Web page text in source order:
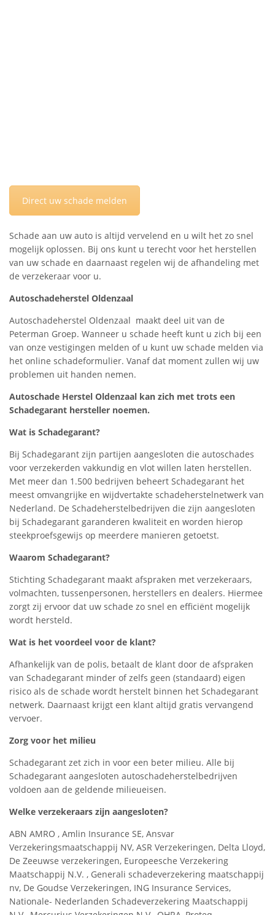
Direct uw schade melden
Schade aan uw auto is altijd vervelend en u wilt het zo snel
mogelijk oplossen. Bij ons kunt u terecht voor het herstellen
van uw schade en daarnaast regelen wij de afhandeling met
de verzekeraar voor u.
Autoschadeherstel Oldenzaal
Autoschadeherstel Oldenzaal maakt deel uit van de
Peterman Groep. Wanneer u schade heeft kunt u zich bij een
van onze vestigingen melden of u kunt uw schade melden via
het online schadeformulier. Vanaf dat moment zullen wij uw
problemen uit handen nemen.
Autoschade Herstel Oldenzaal kan zich met trots een
Schadegarant hersteller noemen.
Wat is Schadegarant?
Bij Schadegarant zijn partijen aangesloten die autoschades
voor verzekerden vakkundig en vlot willen laten herstellen.
Met meer dan 1.500 bedrijven beheert Schadegarant het
meest omvangrijke en wijdvertakte schadeherstelnetwerk van
Nederland. De Schadeherstelbedrijven die zijn aangesloten
bij Schadegarant garanderen kwaliteit en worden hierop
steekproefsgewijs op meerdere manieren getoetst.
Waarom Schadegarant?
Stichting Schadegarant maakt afspraken met verzekeraars,
volmachten, tussenpersonen, herstellers en dealers. Hiermee
zorgt zij ervoor dat uw schade zo snel en efficiënt mogelijk
wordt hersteld.
Wat is het voordeel voor de klant?
Afhankelijk van de polis, betaalt de klant door de afspraken
van Schadegarant minder of zelfs geen (standaard) eigen
risico als de schade wordt herstelt binnen het Schadegarant
netwerk. Daarnaast krijgt een klant altijd gratis vervangend
vervoer.
Zorg voor het milieu
Schadegarant zet zich in voor een beter milieu. Alle bij
Schadegarant aangesloten autoschadeherstelbedrijven
voldoen aan de geldende milieueisen.
Welke verzekeraars zijn aangesloten?
ABN AMRO , Amlin Insurance SE, Ansvar
Verzekeringsmaatschappij NV, ASR Verzekeringen, Delta Lloyd,
De Zeeuwse verzekeringen, Europeesche Verzekering
Maatschappij N.V. , Generali schadeverzekering maatschappij
nv, De Goudse Verzekeringen, ING Insurance Services,
Nationale- Nederlanden Schadeverzekering Maatschappij